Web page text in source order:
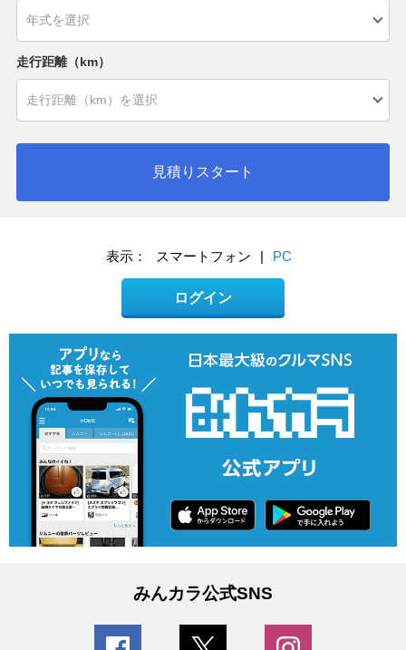
走行距離（km）
見積りスタート
表示： スマートフォン | PC
ログイン
みんカラ公式SNS